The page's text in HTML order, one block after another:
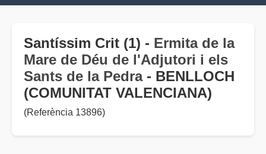
Santíssim Crit (1) - Ermita de la
Mare de Déu de l'Adjutori i els
Sants de la Pedra- BENLLOCH
(COMUNITAT VALENCIANA)
(Referència 13896)